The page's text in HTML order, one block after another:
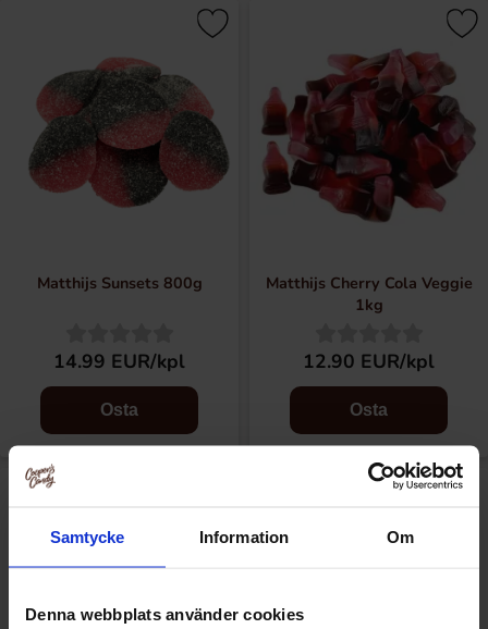
Samtycke Information Om
Denna webbplats använder cookies
Matthijs Sunsets 800g
14.99 EUR/kpl
Osta
Matthijs Cherry Cola Veggie
1kg
12.90 EUR/kpl
Osta